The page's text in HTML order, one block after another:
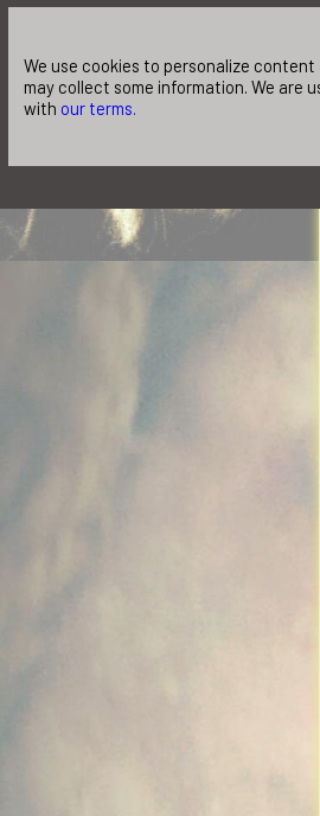
We use cookies to personalize
may collect some information. We are
with our terms.